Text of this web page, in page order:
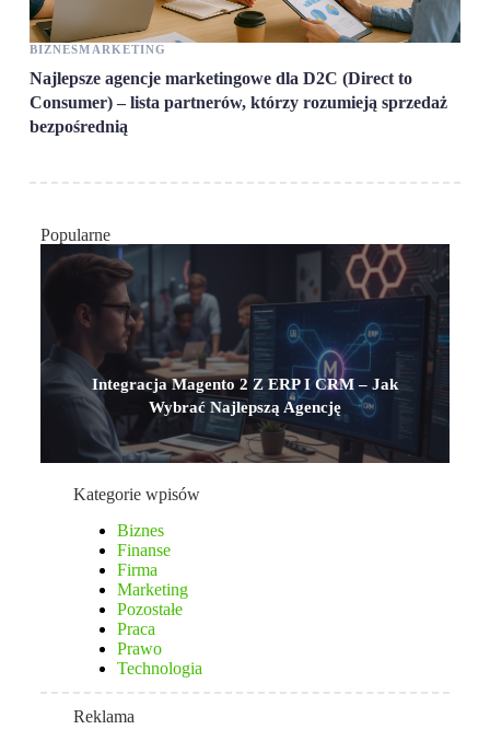
BIZNESMARKETING
Najlepsze agencje marketingowe dla D2C (Direct to
Consumer) – lista partnerów, którzy rozumieją sprzedaż
bezpośrednią
Popularne
Integracja Magento 2 Z ERP I CRM – Jak
Wybrać Najlepszą Agencję
Kategorie wpisów
Biznes
Finanse
Firma
Marketing
Pozostałe
Praca
Prawo
Technologia
Reklama